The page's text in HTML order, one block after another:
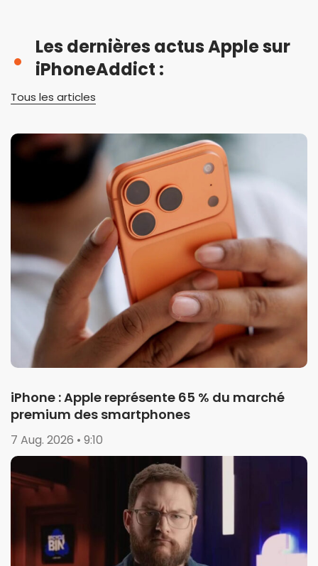
Les dernières actus Apple sur
iPhoneAddict :
Tous les articles
iPhone : Apple représente 65 % du marché
premium des smartphones
7 Aug. 2026 • 9:10